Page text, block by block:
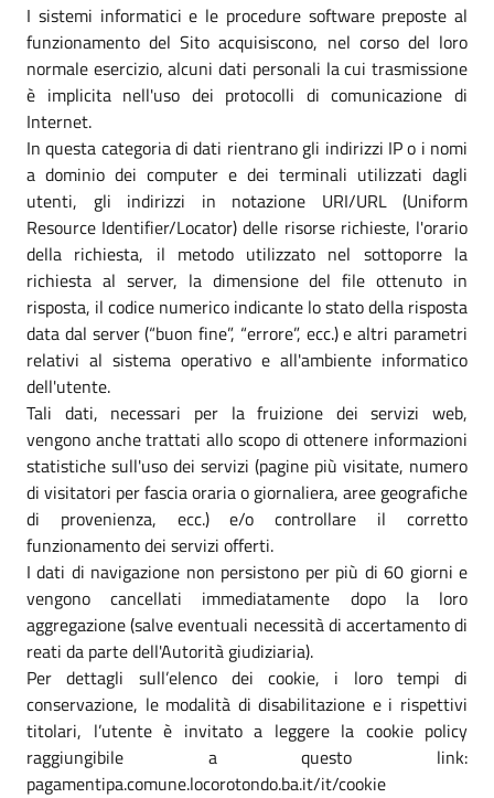
I sistemi informatici e le procedure software preposte al
funzionamento del Sito acquisiscono, nel corso del loro
normale esercizio, alcuni dati personali la cui trasmissione
è implicita nell'uso dei protocolli di comunicazione di
Internet.
In questa categoria di dati rientrano gli indirizzi IP o i nomi
a dominio dei computer e dei terminali utilizzati dagli
utenti, gli indirizzi in notazione URI/URL (Uniform
Resource Identifier/Locator) delle risorse richieste, l'orario
della richiesta, il metodo utilizzato nel sottoporre la
richiesta al server, la dimensione del file ottenuto in
risposta, il codice numerico indicante lo stato della risposta
data dal server (“buon fine”, “errore”, ecc.) e altri parametri
relativi al sistema operativo e all'ambiente informatico
dell'utente.
Tali dati, necessari per la fruizione dei servizi web,
vengono anche trattati allo scopo di ottenere informazioni
statistiche sull'uso dei servizi (pagine più visitate, numero
di visitatori per fascia oraria o giornaliera, aree geografiche
di provenienza, ecc.) e/o controllare il corretto
funzionamento dei servizi offerti.
I dati di navigazione non persistono per più di 60 giorni e
vengono cancellati immediatamente dopo la loro
aggregazione (salve eventuali necessità di accertamento di
reati da parte dell'Autorità giudiziaria).
Per dettagli sull’elenco dei cookie, i loro tempi di
conservazione, le modalità di disabilitazione e i rispettivi
titolari, l’utente è invitato a leggere la cookie policy
raggiungibile a questo link:
pagamentipa.comune.locorotondo.ba.it/it/cookie